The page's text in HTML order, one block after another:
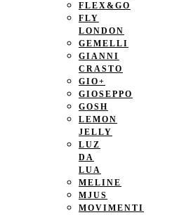
FLEX&GO
FLY
LONDON
GEMELLI
GIANNI
CRASTO
GIO+
GIOSEPPO
GOSH
LEMON
JELLY
LUZ
DA
LUA
MELINE
MJUS
MOVIMENTI